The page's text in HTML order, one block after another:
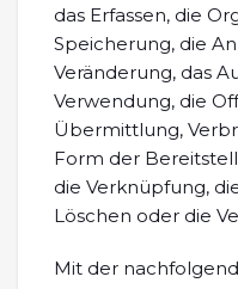
das Erfassen, die
Speicherung, die
Veränderung, das
Verwendung, die
Übermittlung,
Form der
die Verknüpfung,
Löschen oder die
Mit der